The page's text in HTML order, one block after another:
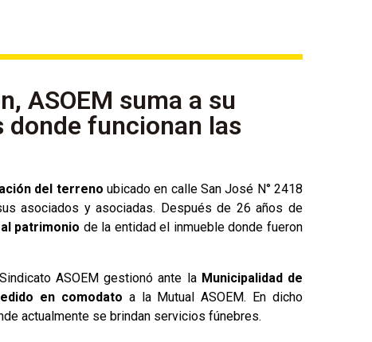
ASOEM suma a su
funcionan las
del terreno ubicado en calle San José N° 2418
asociados y asociadas. Después de 26 años de
patrimonio de la entidad el inmueble donde fueron
ASOEM gestionó ante la Municipalidad de
en comodato a la Mutual ASOEM. En dicho
actualmente se brindan servicios fúnebres.